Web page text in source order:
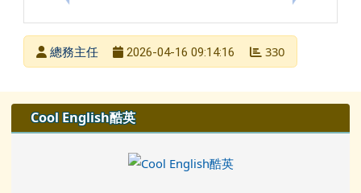
發布者總務主任
2026-04-16 09:14:16 330
左邊區域內容
Cool English酷英